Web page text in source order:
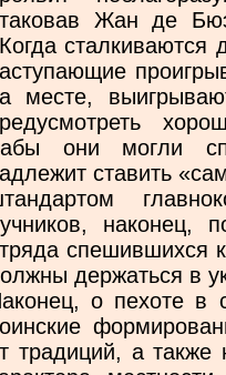
Жан де
сталкиваются
месте,
они могли
ставить
наконец,
спешившихся
держаться в
о пехоте в
традиций, а также